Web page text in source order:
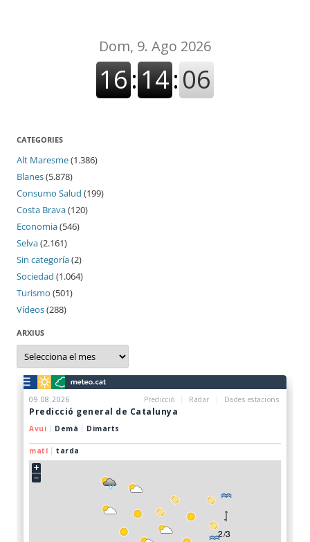
CATEGORIES
Alt Maresme(1.386)
Blanes(5.878)
Consumo Salud (199)
Costa Brava(120)
Economia(546)
Selva(2.161)
Sin categoría(2)
Sociedad (1.064)
Turismo (501)
Vídeos(288)
ARXIUS
Arxius